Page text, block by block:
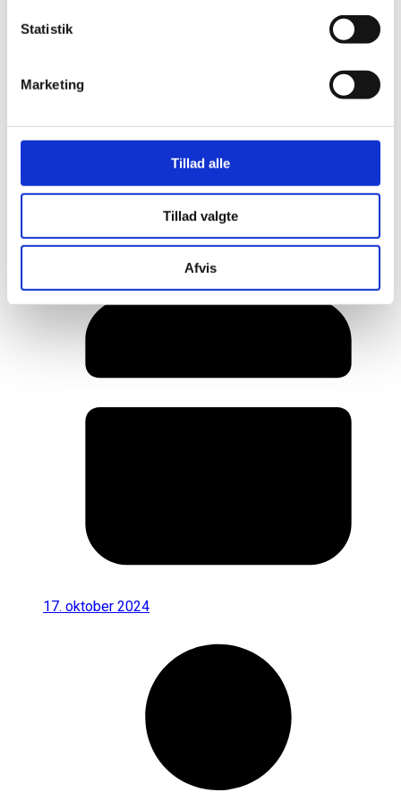
Statistik
Marketing
Tillad alle
Tillad valgte
Afvis
Her er alle vinderne fra årets Danish
Rainbow Awards
17. oktober 2024